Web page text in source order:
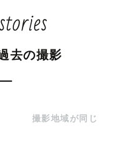
去の撮影
撮影地域が同じ